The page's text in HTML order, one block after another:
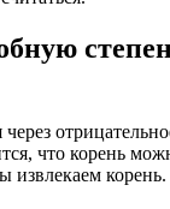
что корень
извлекаем